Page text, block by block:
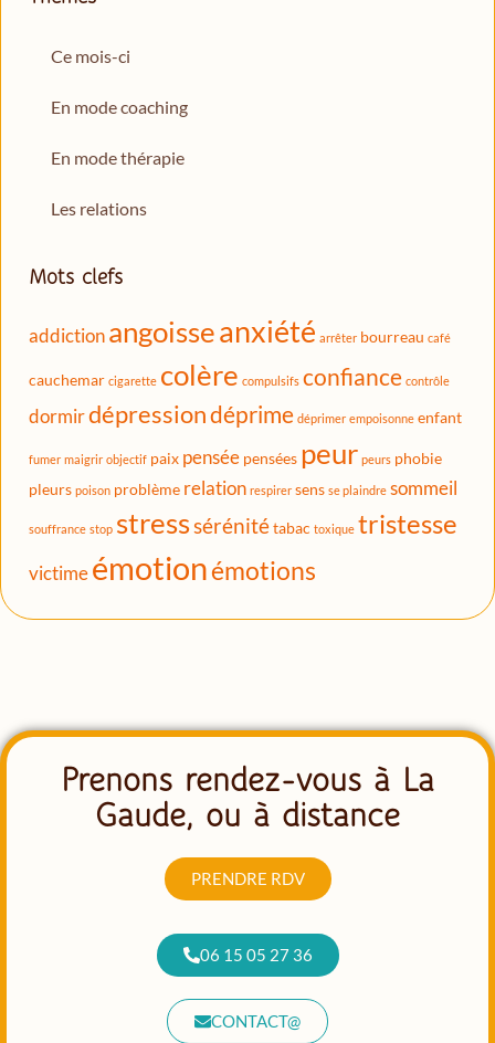
Ce mois-ci
En mode coaching
En mode thérapie
Les relations
Mots clefs
addictionangoisseanxiété arrêter bourreau café
cauchemar cigarette colère compulsifs confiance contrôle
dormirdépressiondéprime déprimer empoisonne enfant
fumer maigrir objectif paix pensée pensées peur peurs phobie
pleurs poison problème relation respirer sens se plaindre sommeil
souffrance stop stresssérénitétabac toxique tristesse
victimeémotionémotions
Prenons rendez-vous à La
Gaude, ou à distance
PRENDRE RDV
06 15 05 27 36
CONTACT@